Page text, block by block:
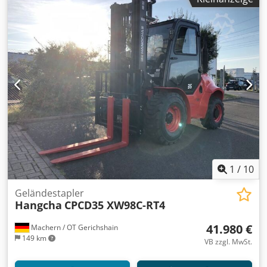
Weitere Informationen = Hubkapazität: 5.000 kg Bauhöhe:
268 cm Wenden Sie sich an Tobias Ebert, um weitere
Informationen zu erhalten.
1 / 10
Machern / OT Gerichshain
149 km
Geländestapler
Hangcha CPCD35 XW98C-RT4
41.980 €
VB zzgl. MwSt.